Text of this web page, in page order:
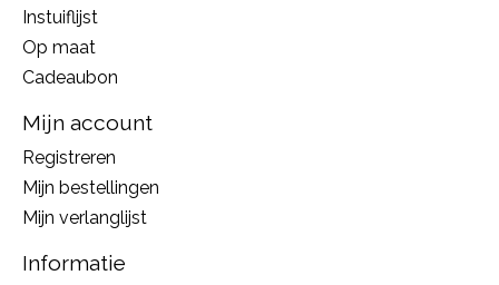
Instuiflijst
Op maat
Cadeaubon
Mijn account
Registreren
Mijn bestellingen
Mijn verlanglijst
Informatie